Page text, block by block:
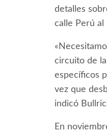
detalles
calle Perú al
circuito de
específicos
vez que
indicó
En